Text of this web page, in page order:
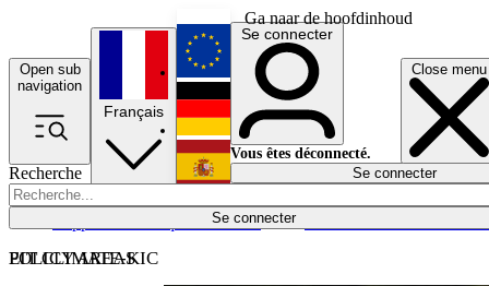
Ga naar de hoofdinhoud
Open sub
navigation
Close menu
Recherche
Se connecter
POLICY AREAS
Économie
Français
English
Deutsch
Español
Se connecter
Vous êtes déconnecté.
Se connecter
EIT CLIMATE-KIC